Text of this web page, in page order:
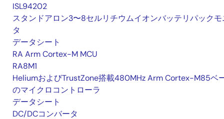
ISL94202
スタンドアロン3〜8セルリチウムイオンバッテリパックモ
タ
データシート
RA Arm Cortex-M MCU
RA8M1
HeliumおよびTrustZone搭載480MHz Arm Cortex-M85ベ
のマイクロコントローラ
データシート
DC/DCコンバータ